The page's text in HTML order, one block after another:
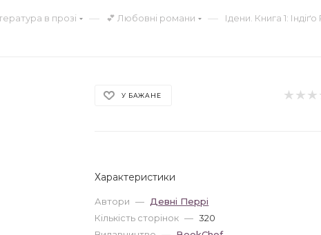
в прозі — 💕 Любовні романи — Ідени. Книга 1: Індіґо
У БАЖАНЕ
Характеристики
Автори — Девні Перрі
Кількість сторінок — 320